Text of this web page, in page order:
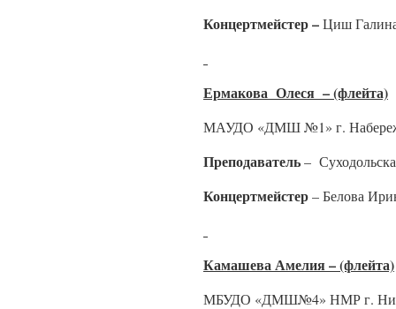
Концертмейстер –Циш
Ермакова Олеся – (флейта)
МАУДО «ДМШ №1» г.
Преподаватель–
Концертмейстер– Белова
Камашева Амелия – (флейта)
МБУДО «ДМШ№4» НМР г.